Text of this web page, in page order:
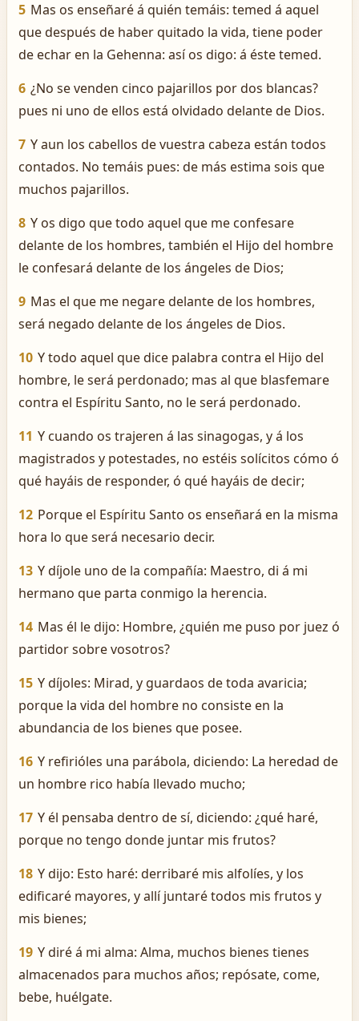
5 Mas os enseñaré á quién temáis: temed á aquel
que después de haber quitado la vida, tiene poder
de echar en la Gehenna: así os digo: á éste temed.
6 ¿No se venden cinco pajarillos por dos blancas?
pues ni uno de ellos está olvidado delante de Dios.
7 Y aun los cabellos de vuestra cabeza están todos
contados. No temáis pues: de más estima sois que
muchos pajarillos.
8 Y os digo que todo aquel que me confesare
delante de los hombres, también el Hijo del hombre
le confesará delante de los ángeles de Dios;
9 Mas el que me negare delante de los hombres,
será negado delante de los ángeles de Dios.
10 Y todo aquel que dice palabra contra el Hijo del
hombre, le será perdonado; mas al que blasfemare
contra el Espíritu Santo, no le será perdonado.
11 Y cuando os trajeren á las sinagogas, y á los
magistrados y potestades, no estéis solícitos cómo ó
qué hayáis de responder, ó qué hayáis de decir;
12 Porque el Espíritu Santo os enseñará en la misma
hora lo que será necesario decir.
13 Y díjole uno de la compañía: Maestro, di á mi
hermano que parta conmigo la herencia.
14 Mas él le dijo: Hombre, ¿quién me puso por juez ó
partidor sobre vosotros?
15 Y díjoles: Mirad, y guardaos de toda avaricia;
porque la vida del hombre no consiste en la
abundancia de los bienes que posee.
16 Y refirióles una parábola, diciendo: La heredad de
un hombre rico había llevado mucho;
17 Y él pensaba dentro de sí, diciendo: ¿qué haré,
porque no tengo donde juntar mis frutos?
18 Y dijo: Esto haré: derribaré mis alfolíes, y los
edificaré mayores, y allí juntaré todos mis frutos y
mis bienes;
19 Y diré á mi alma: Alma, muchos bienes tienes
almacenados para muchos años; repósate, come,
bebe, huélgate.